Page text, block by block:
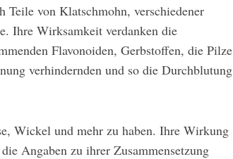
Teile von Klatschmohn, verschiedener
Ihre Wirksamkeit verdanken die
Flavonoiden, Gerbstoffen, die Pilze
verhindernden und so die Durchblutung
Wickel und mehr zu haben. Ihre Wirkung
Angaben zu ihrer Zusammensetzung